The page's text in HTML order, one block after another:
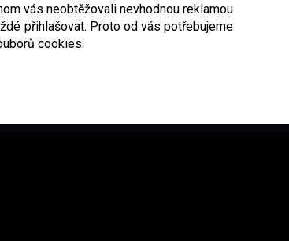
vás neobtěžovali nevhodnou reklamou
přihlašovat. Proto od vás potřebujeme
cookies.